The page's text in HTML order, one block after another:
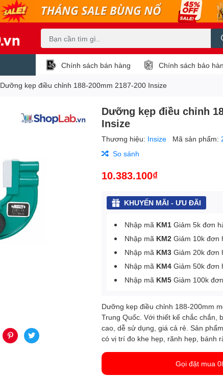
Chính sách bán hàng Chính sách bảo
Dưỡng kẹp điều chỉnh 188-200mm 2187-200 Insize
Dưỡng kẹp điều chỉnh
Insize
Thương hiệu: Insize Mã sản phẩm:
So sánh
10.383.100₫
KHUYẾN MÃI - ƯU ĐÃI
Nhập mã KM1 Giảm 5k đơn
Nhập mã KM2 Giảm 10k đơn
Nhập mã KM3 Giảm 20k đơn
Nhập mã KM4 Giảm 50k đơn
Nhập mã KM5 Giảm 100k
Dưỡng kẹp điều chỉnh 188-200mm
Trung Quốc. Với thiết kế chắc chắn,
cao, dễ sử dụng, giá cả rẻ. Sản
có vị trí đo khe hẹp, rãnh hẹp, bánh
Gọi đặt mua